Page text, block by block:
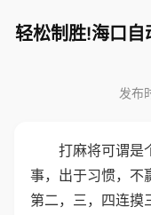
轻松制胜!海口自
发布
打麻将可谓是
事，出于习惯，不
第二，三，四连摸